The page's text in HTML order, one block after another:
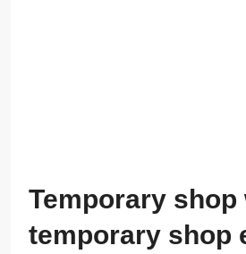
Temporary shop
temporary shop